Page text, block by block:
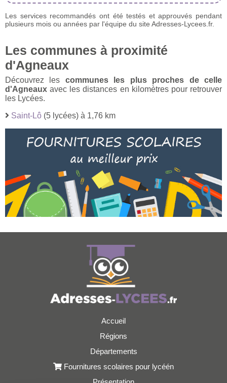
Les services recommandés ont été testés et approuvés pendant
plusieurs mois ou années par l'équipe du site Adresses-Lycees.fr.
Les communes à proximité
d'Agneaux
Découvrez les communes les plus proches de celle
d'Agneaux avec les distances en kilomètres pour retrouver
les Lycées.
Saint-Lô (5 lycées) à 1,76 km
Accueil
Régions
Départements
Fournitures scolaires pour lycéén